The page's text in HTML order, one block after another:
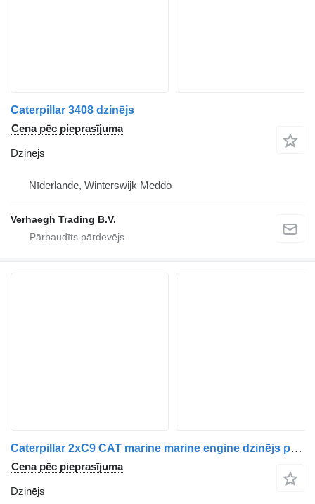
Caterpillar 3408 dzinējs
Cena pēc pieprasījuma
Dzinējs
Nīderlande, Winterswijk Meddo
Verhaegh Trading B.V.
Caterpillar 2xC9 CAT marine marine engine dzinējs paredzēts Caterpillar laivas
Cena pēc pieprasījuma
Dzinējs